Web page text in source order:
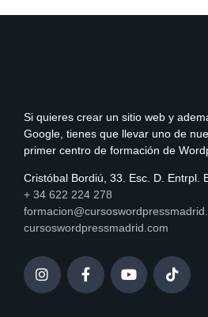
Si quieres crear un sitio web y
Google, tienes que llevar uno de
primer centro de formación de
Cristóbal Bordiú, 33. Esc. D. Entrpl.
+ 34 622 224 278
cursoswordpressmadrid.com